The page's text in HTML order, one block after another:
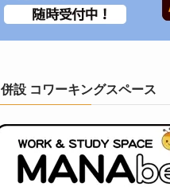
併設 コワーキングスペース